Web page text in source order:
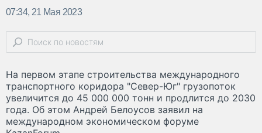
07:34, 21 Мая 2023
На первом этапе строительства международного
транспортного коридора "Север-Юг" грузопоток
увеличится до 45 000 000 тонн и продлится до 2030
года. Об этом Андрей Белоусов заявил на
международном экономическом форуме